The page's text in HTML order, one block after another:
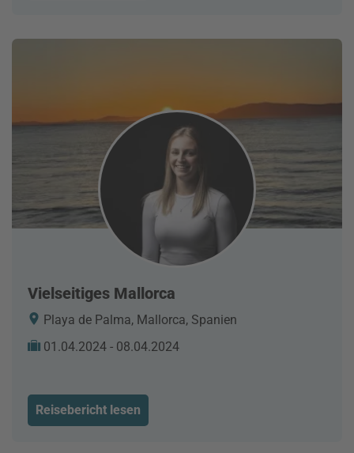
Vielseitiges Mallorca
Playa de Palma, Mallorca, Spanien
01.04.2024 - 08.04.2024
Reisebericht lesen